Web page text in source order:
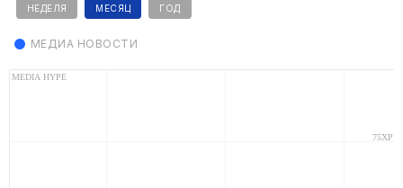
НЕДЕЛЯ МЕСЯЦ ГОД
МЕДИА НОВОСТИ